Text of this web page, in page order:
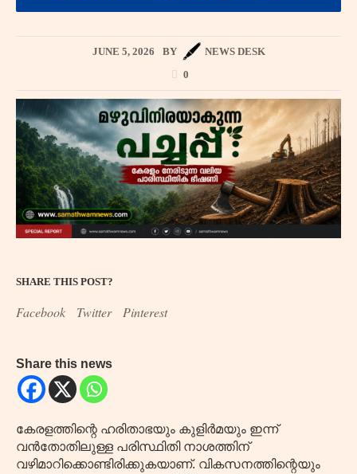
JUNE 5, 2026 BY
NEWS DESK
0
SHARE THIS POST?
Facebook Twitter Pinterest
Share this news
കേരളത്തിന്റെ ഹരിതാഭയും കുളിർമയും ഇന്ന്
വൻതോതിലുള്ള പരിസ്ഥിതി നാശത്തിന്
വഴിമാറിക്കൊണ്ടിരിക്കുകയാണ്. വികസനത്തിന്റെയും